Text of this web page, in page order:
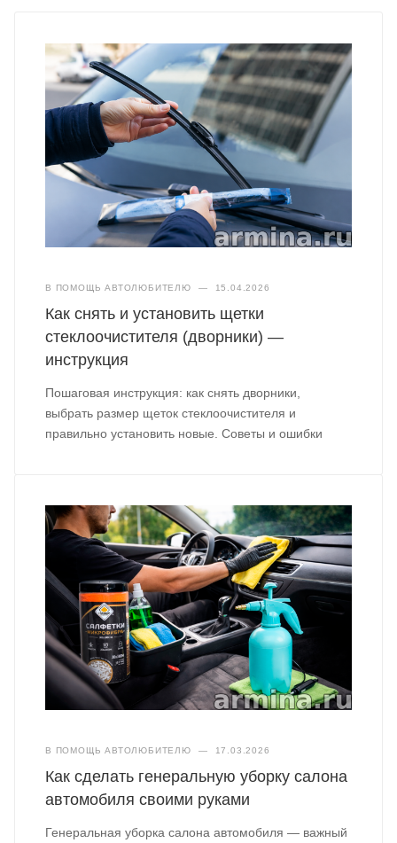
В ПОМОЩЬ АВТОЛЮБИТЕЛЮ — 15.04.2026
Как снять и установить щетки
стеклоочистителя (дворники) —
инструкция
Пошаговая инструкция: как снять дворники,
выбрать размер щеток стеклоочистителя и
правильно установить новые. Советы и ошибки
В ПОМОЩЬ АВТОЛЮБИТЕЛЮ — 17.03.2026
Как сделать генеральную уборку салона
автомобиля своими руками
Генеральная уборка салона автомобиля — важный